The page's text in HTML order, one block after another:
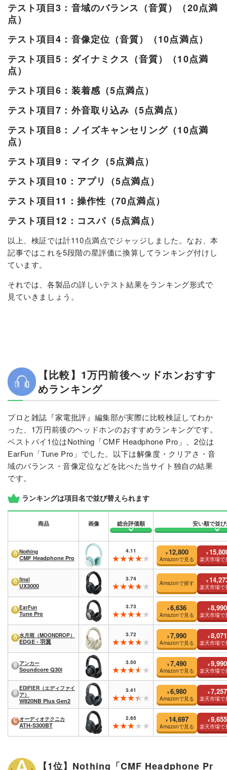
テスト項目3：音域のバランス（音質）（20点満
点）
テスト項目4：音像定位（音質）（10点満点）
テスト項目5：ダイナミクス（音質）（10点満
点）
テスト項目6：装着感（5点満点）
テスト項目7：外音取り込み（5点満点）
テスト項目8：ノイズキャンセリング（10点満
点）
テスト項目9：マイク（5点満点）
テスト項目10：アプリ（5点満点）
テスト項目11：操作性（70点満点）
テスト項目12：コスパ（5点満点）
以上、検証では計110点満点でジャッジしました。なお、本
記事ではこれを5段階の星評価に換算してランキング付けし
ています。
それでは、各製品の詳しいテスト結果をランキング形式で
見ていきましょう。
【比較】1万円前後ヘッドホンおすす
めランキング
プロと雑誌『家電批評』編集部が実際に比較検証してわか
った、1万円前後のヘッドホンのおすすめランキングです。
ベストバイ1位はNothing「CMF Headphone Pro」、2位は
EarFun「Tune Pro」でした。以下は解像度・クリアさ・音
域のバランス・音像定位などを比べた当サイト独自の結果
です。
ランキングは項目名で並び替えられます
商品 画像 総合評価順 安い順で並
Nothing
CMF Headphone Pro
4.11 ¥ 12,800
Amazonで見る
¥
楽天市場で
final
UX3000
3.74
Amazonで探す ¥
楽天市場で
EarFun
Tune Pro
3.73 ¥ 6,636
Amazonで見る
¥ 8,990
楽天市場で
水月雨（MOONDROP）
EDGE - 羽翼
3.72 ¥ 7,990
Amazonで見る
¥ 8,071
楽天市場で
アンカー
Soundcore Q30i
3.50 ¥ 7,490
Amazonで見る
¥ 9,990
楽天市場で
EDIFIER（エディファイ
ア）
W820NB Plus Gen2
3.41 ¥ 6,980
Amazonで見る
¥ 7,257
楽天市場で
オーディオテクニカ
ATH-S300BT
2.85 ¥ 14,697
Amazonで見る
¥ 9,655
楽天市場で
【1位】Nothing「CMF Headphone Pr